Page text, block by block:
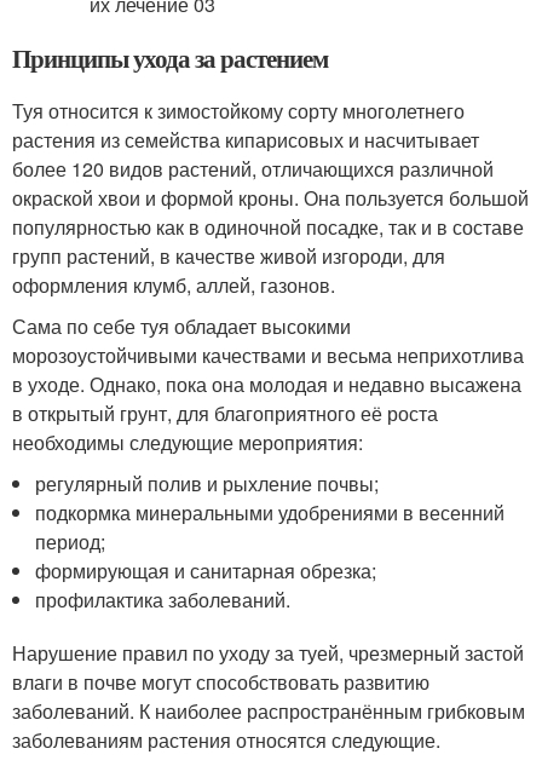
Принципы ухода за растением
Туя относится к зимостойкому сорту многолетнего
растения из семейства кипарисовых и насчитывает
более 120 видов растений, отличающихся различной
окраской хвои и формой кроны. Она пользуется большой
популярностью как в одиночной посадке, так и в составе
групп растений, в качестве живой изгороди, для
оформления клумб, аллей, газонов.
Сама по себе туя обладает высокими
морозоустойчивыми качествами и весьма неприхотлива
в уходе. Однако, пока она молодая и недавно высажена
в открытый грунт, для благоприятного её роста
необходимы следующие мероприятия:
регулярный полив и рыхление почвы;
подкормка минеральными удобрениями в весенний
период;
формирующая и санитарная обрезка;
профилактика заболеваний.
Нарушение правил по уходу за туей, чрезмерный застой
влаги в почве могут способствовать развитию
заболеваний. К наиболее распространённым грибковым
заболеваниям растения относятся следующие.